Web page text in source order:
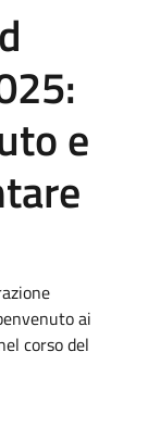
e
ai
corso del